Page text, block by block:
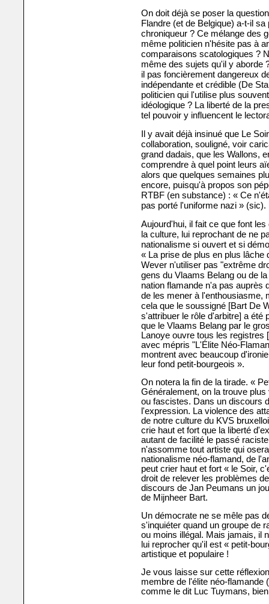
On doit déjà se poser la
Flandre (et de Belgique) a-t-il
chroniqueur ? Ce mélange des
même politicien n'hésite pas à
comparaisons scatologiques ?
même des sujets qu'il y aborde
il pas foncièrement dangereux
indépendante et crédible (De
politicien qui l'utilise plus
idéologique ? La liberté de la
tel pouvoir y influencent le
Il y avait déjà insinué que Le
collaboration, souligné, voir
grand dadais, que les Wallons,
comprendre à quel point leurs
alors que quelques semaines
encore, puisqu'à propos son
RTBF (en substance) : « Ce
pas porté l'uniforme nazi » (sic).
Aujourd'hui, il fait ce que font
la culture, lui reprochant de ne
nationalisme si ouvert et si
« La prise de plus en plus lâche
Wever n'utiliser pas "extrême
gens du Vlaams Belang ou de
nation flamande n'a pas auprès
de les mener à l'enthousiasme,
cela que le soussigné [Bart De
s'attribuer le rôle d'arbitre] a été
que le Vlaams Belang par le
Lanoye ouvre tous les registres
avec mépris "L'Élite Néo-
montrent avec beaucoup
leur fond petit-bourgeois ».
On notera la fin de la tirade. «
Généralement, on la trouve
ou fascistes. Dans un discours
l'expression. La violence des
de notre culture du KVS
crie haut et fort que la liberté
autant de facilité le passé
n'assomme tout artiste qui
nationalisme néo-flamand, de
peut crier haut et fort « le Soir,
droit de relever les problèmes
discours de Jan Peumans un
de Mijnheer Bart.
Un démocrate ne se mêle pas
s'inquiéter quand un groupe de
ou moins illégal. Mais jamais, il
lui reprocher qu'il est « petit-
artistique et populaire !
Je vous laisse sur cette
membre de l'élite néo-flamande
comme le dit Luc Tuymans,